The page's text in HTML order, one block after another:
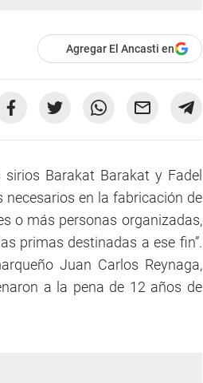
Agregar El Ancasti en
Barakat Barakat y Fadel
en la fabricación de
o más personas organizadas,
primas destinadas a ese fin”.
Juan Carlos Reynaga,
a la pena de 12 años de